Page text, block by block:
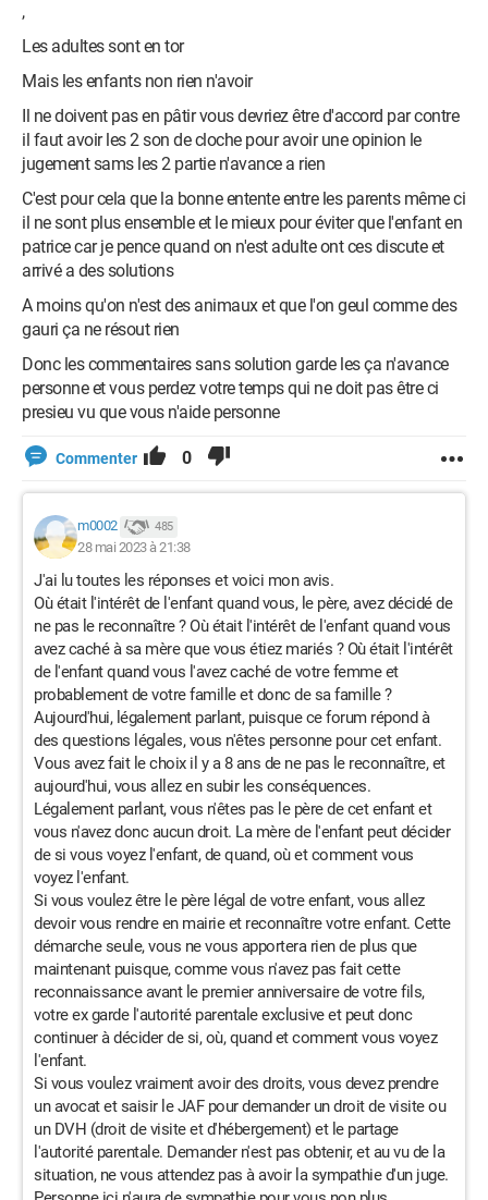
,
Les adultes sont en tor
Mais les enfants non rien n'avoir
Il ne doivent pas en pâtir vous devriez être d'accord par contre
il faut avoir les 2 son de cloche pour avoir une opinion le
jugement sams les 2 partie n'avance a rien
C'est pour cela que la bonne entente entre les parents même ci
il ne sont plus ensemble et le mieux pour éviter que l'enfant en
patrice car je pence quand on n'est adulte ont ces discute et
arrivé a des solutions
A moins qu'on n'est des animaux et que l'on geul comme des
gauri ça ne résout rien
Donc les commentaires sans solution garde les ça n'avance
personne et vous perdez votre temps qui ne doit pas être ci
presieu vu que vous n'aide personne
Commenter 0
m0002 485
28 mai 2023 à 21:38
J'ai lu toutes les réponses et voici mon avis.
Où était l'intérêt de l'enfant quand vous, le père, avez décidé de
ne pas le reconnaître ? Où était l'intérêt de l'enfant quand vous
avez caché à sa mère que vous étiez mariés ? Où était l'intérêt
de l'enfant quand vous l'avez caché de votre femme et
probablement de votre famille et donc de sa famille ?
Aujourd'hui, légalement parlant, puisque ce forum répond à
des questions légales, vous n'êtes personne pour cet enfant.
Vous avez fait le choix il y a 8 ans de ne pas le reconnaître, et
aujourd'hui, vous allez en subir les conséquences.
Légalement parlant, vous n'êtes pas le père de cet enfant et
vous n'avez donc aucun droit. La mère de l'enfant peut décider
de si vous voyez l'enfant, de quand, où et comment vous
voyez l'enfant.
Si vous voulez être le père légal de votre enfant, vous allez
devoir vous rendre en mairie et reconnaître votre enfant. Cette
démarche seule, vous ne vous apportera rien de plus que
maintenant puisque, comme vous n'avez pas fait cette
reconnaissance avant le premier anniversaire de votre fils,
votre ex garde l'autorité parentale exclusive et peut donc
continuer à décider de si, où, quand et comment vous voyez
l'enfant.
Si vous voulez vraiment avoir des droits, vous devez prendre
un avocat et saisir le JAF pour demander un droit de visite ou
un DVH (droit de visite et d'hébergement) et le partage
l'autorité parentale. Demander n'est pas obtenir, et au vu de la
situation, ne vous attendez pas à avoir la sympathie d'un juge.